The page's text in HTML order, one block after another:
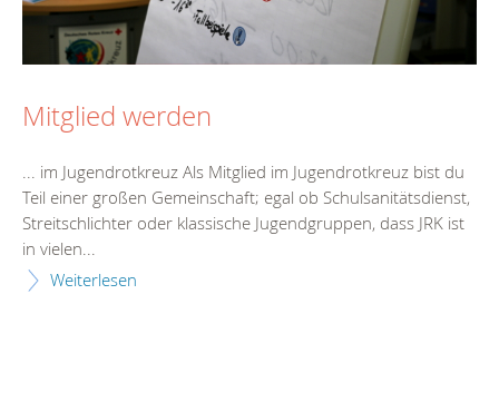
Mitglied werden
... im Jugendrotkreuz Als Mitglied im Jugendrotkreuz bist du
Teil einer großen Gemeinschaft; egal ob Schulsanitätsdienst,
Streitschlichter oder klassische Jugendgruppen, dass JRK ist
in vielen...
Weiterlesen